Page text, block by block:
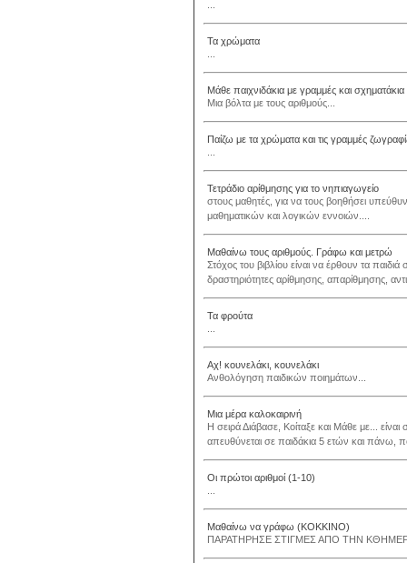
Τα χρώματα
Μάθε παιχνιδάκια με γραμμές και σχηματάκια
Μια βόλτα με τους αριθμούς...
Παίζω με τα χρώματα και τις γραμμές
Τετράδιο αρίθμησης για το νηπιαγωγείο
στους μαθητές, για να τους βοηθήσει
μαθηματικών και λογικών εννοιών....
Μαθαίνω τους αριθμούς. Γράφω και μετρώ
Στόχος του βιβλίου είναι να έρθουν τα
δραστηριότητες αρίθμησης, απαρίθμησης,
Τα φρούτα
Αχ! κουνελάκι, κουνελάκι
Ανθολόγηση παιδικών ποιημάτων...
Μια μέρα καλοκαιρινή
Η σειρά Διάβασε, Κοίταξε και Μάθε με...
απευθύνεται σε παιδάκια 5 ετών και πάνω,
Οι πρώτοι αριθμοί (1-10)
Μαθαίνω να γράφω (ΚΟΚΚΙΝΟ)
ΠΑΡΑΤΗΡΗΣΕ ΣΤΙΓΜΕΣ ΑΠΟ ΤΗΝ